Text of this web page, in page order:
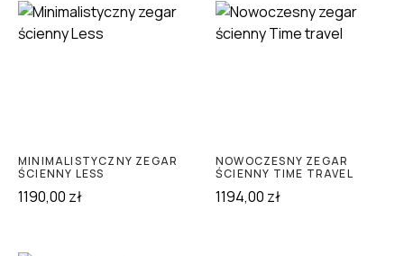
MINIMALISTYCZNY ZEGAR
ŚCIENNY LESS
1190,00 zł
NOWOCZESNY ZEGAR
ŚCIENNY TIME TRAVEL
1194,00 zł